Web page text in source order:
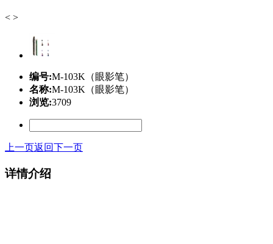
< >
编号:M-103K（眼影笔）
名称:M-103K（眼影笔）
浏览:3709
上一页返回下一页
详情介绍